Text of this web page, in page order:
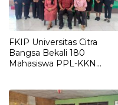
FKIP Universitas Citra
Bangsa Bekali 180
Mahasiswa PPL-KKN
Adaptif